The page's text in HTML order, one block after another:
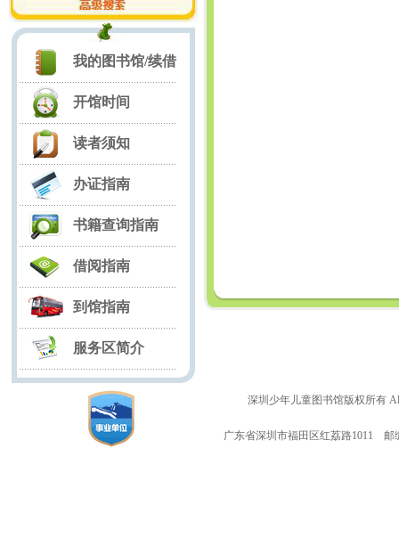
我的图书馆/续借
开馆时间
读者须知
办证指南
书籍查询指南
借阅指南
到馆指南
服务区简介
深圳少年儿童图书馆版权所有
广东省深圳市福田区红荔路1011